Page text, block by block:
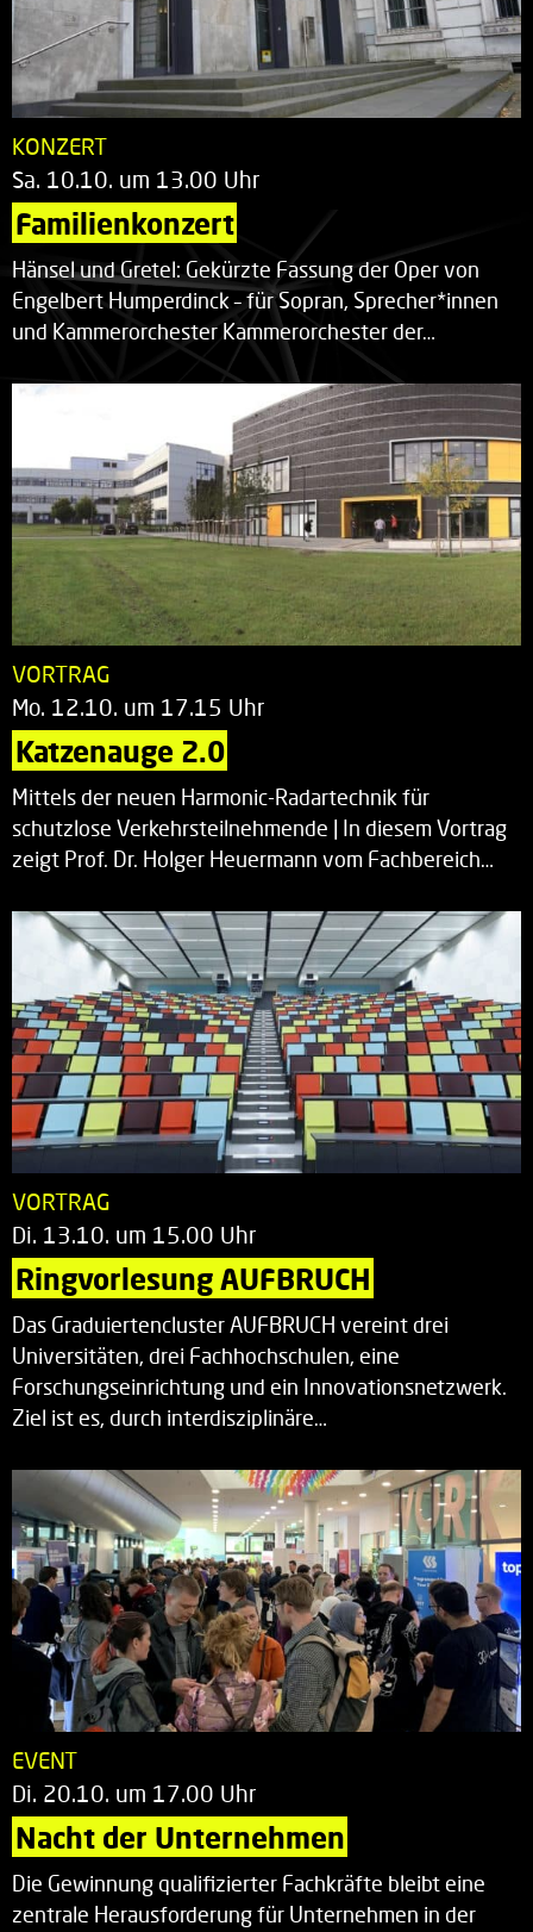
KONZERT
Sa. 10.10. um 13.00 Uhr
Familienkonzert
Hänsel und Gretel: Gekürzte Fassung der Oper von
Engelbert Humperdinck – für Sopran, Sprecher*innen
und Kammerorchester Kammerorchester der…
VORTRAG
Mo. 12.10. um 17.15 Uhr
Katzenauge 2.0
Mittels der neuen Harmonic-Radartechnik für
schutzlose Verkehrsteilnehmende | In diesem Vortrag
zeigt Prof. Dr. Holger Heuermann vom Fachbereich…
VORTRAG
Di. 13.10. um 15.00 Uhr
Ringvorlesung AUFBRUCH
Das Graduiertencluster AUFBRUCH vereint drei
Universitäten, drei Fachhochschulen, eine
Forschungseinrichtung und ein Innovationsnetzwerk.
Ziel ist es, durch interdisziplinäre…
EVENT
Di. 20.10. um 17.00 Uhr
Nacht der Unternehmen
Die Gewinnung qualifizierter Fachkräfte bleibt eine
zentrale Herausforderung für Unternehmen in der